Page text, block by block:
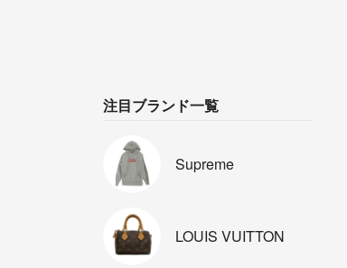
注目ブランド一覧
Supreme
LOUIS VUITTON